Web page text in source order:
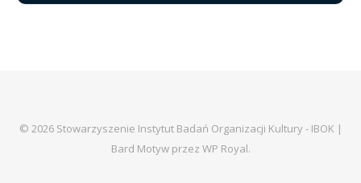
© 2026 Stowarzyszenie Instytut Badań Organizacji Kultury - IBOK |
Bard Motyw przez WP Royal.